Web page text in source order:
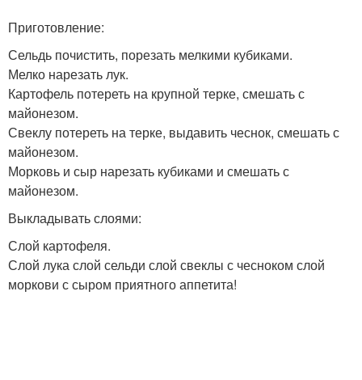
Приготовление:
Сельдь почистить, порезать мелкими кубиками.
Мелко нарезать лук.
Картофель потереть на крупной терке, смешать с
майонезом.
Свеклу потереть на терке, выдавить чеснок, смешать с
майонезом.
Морковь и сыр нарезать кубиками и смешать с
майонезом.
Выкладывать слоями:
Слой картофеля.
Слой лука слой сельди слой свеклы с чесноком слой
моркови с сыром приятного аппетита!